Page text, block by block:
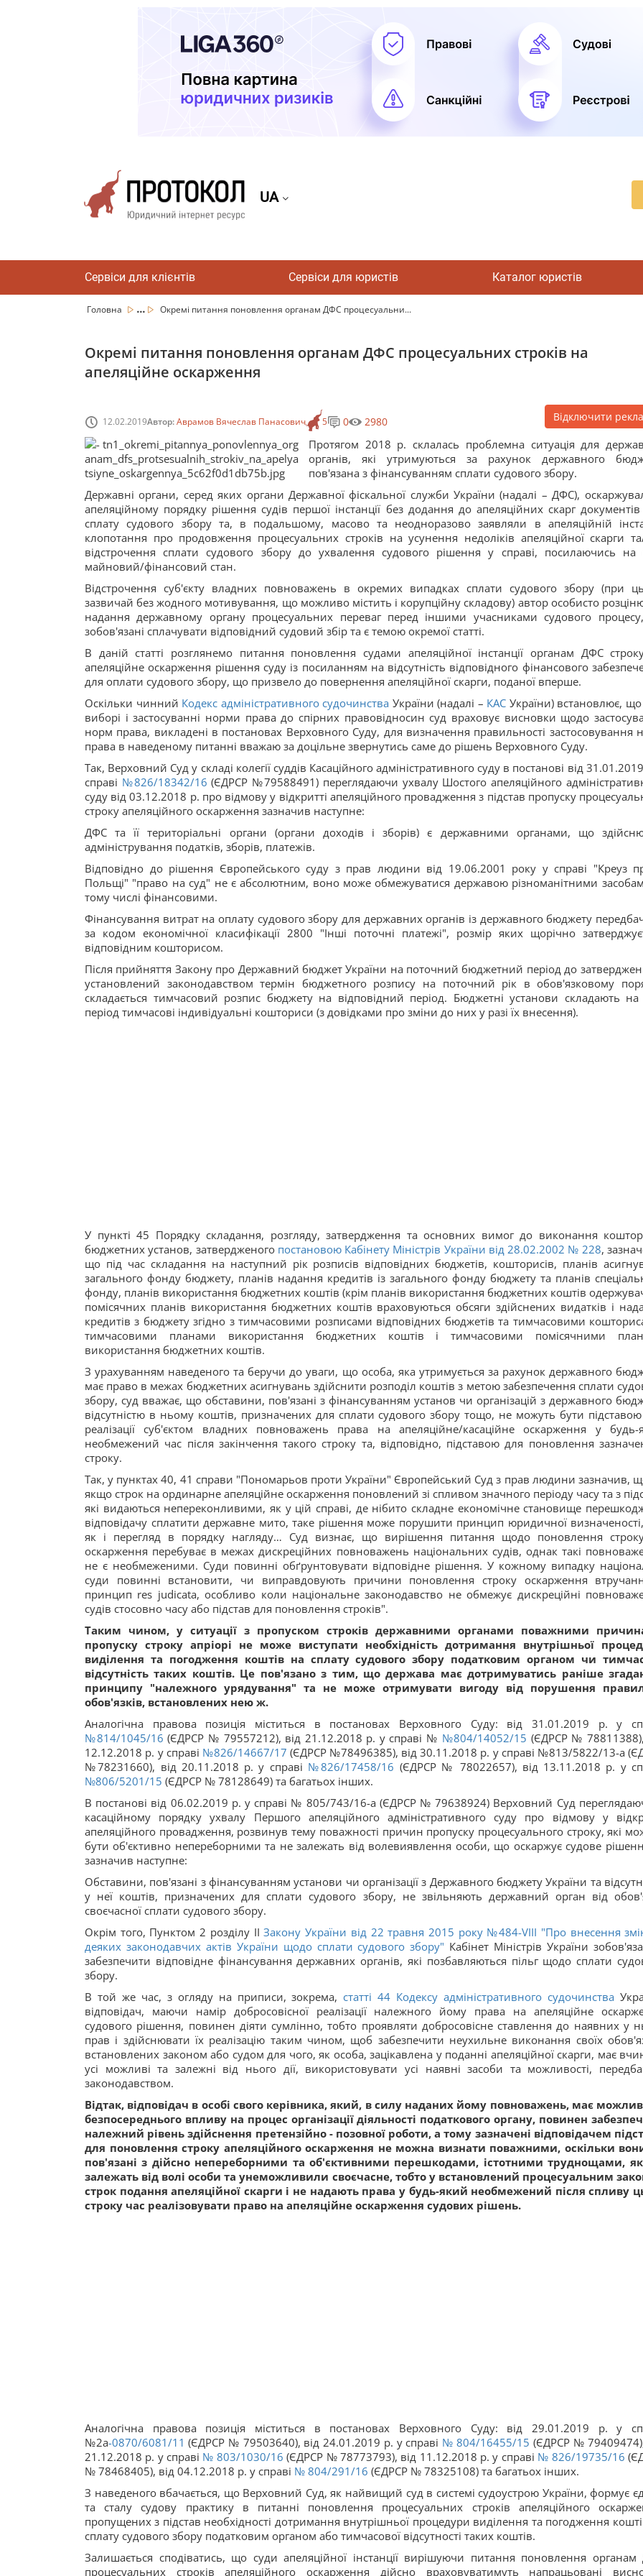
UA
Сервіси для клієнтів Сервіси для юристів Каталог юристів
Головна ... Окремі питання поновлення органам ДФС процесуальни...
Окремі питання поновлення органам ДФС процесуальних строків на
апеляційне оскарження
12.02.2019Автор:Аврамов Вячеслав Панасович 5 0 2980 Відключити
Протягом 2018 р. склалась проблемна ситуація для
органів, які утримуються за рахунок державного
пов'язана з фінансуванням сплати судового збору.
Державні органи, серед яких органи Державної фіскальної служби України (надалі – ДФС),
апеляційному порядку рішення судів першої інстанції без додання до апеляційних скарг
сплату судового збору та, в подальшому, масово та неодноразово заявляли в апеляційній
клопотання про продовження процесуальних строків на усунення недоліків апеляційної скарги
відстрочення сплати судового збору до ухвалення судового рішення у справі, посилаючись на
майновий/фінансовий стан.
Відстрочення суб'єкту владних повноважень в окремих випадках сплати судового збору (при
зазвичай без жодного мотивування, що можливо містить і корупційну складову) автор особисто
надання державному органу процесуальних переваг перед іншими учасниками судового
зобов'язані сплачувати відповідний судовий збір та є темою окремої статті.
В даній статті розглянемо питання поновлення судами апеляційної інстанції органам ДФС
апеляційне оскарження рішення суду із посиланням на відсутність відповідного фінансового
для оплати судового збору, що призвело до повернення апеляційної скарги, поданої вперше.
Оскільки чинний Кодекс адміністративного судочинства України (надалі – КАС України) встановлює,
виборі і застосуванні норми права до спірних правовідносин суд враховує висновки щодо
норм права, викладені в постановах Верховного Суду, для визначення правильності застосовування
права в наведеному питанні вважаю за доцільне звернутись саме до рішень Верховного Суду.
Так, Верховний Суд у складі колегії суддів Касаційного адміністративного суду в постанові від
справі №826/18342/16 (ЄДРСР №79588491) переглядаючи ухвалу Шостого апеляційного
суду від 03.12.2018 р. про відмову у відкритті апеляційного провадження з підстав пропуску
строку апеляційного оскарження зазначив наступне:
ДФС та її територіальні органи (органи доходів і зборів) є державними органами, що
адміністрування податків, зборів, платежів.
Відповідно до рішення Європейського суду з прав людини від 19.06.2001 року у справі "Креуз
Польщі" "право на суд" не є абсолютним, воно може обмежуватися державою різноманітними
тому числі фінансовими.
Фінансування витрат на оплату судового збору для державних органів із державного бюджету
за кодом економічної класифікації 2800 "Інші поточні платежі", розмір яких щорічно
відповідним кошторисом.
Після прийняття Закону про Державний бюджет України на поточний бюджетний період до
установлений законодавством термін бюджетного розпису на поточний рік в обов'язковому
складається тимчасовий розпис бюджету на відповідний період. Бюджетні установи складають
період тимчасові індивідуальні кошториси (з довідками про зміни до них у разі їх внесення).
У пункті 45 Порядку складання, розгляду, затвердження та основних вимог до виконання
бюджетних установ, затвердженого постановою Кабінету Міністрів України від 28.02.2002 № 228,
що під час складання на наступний рік розписів відповідних бюджетів, кошторисів, планів
загального фонду бюджету, планів надання кредитів із загального фонду бюджету та планів
фонду, планів використання бюджетних коштів (крім планів використання бюджетних коштів
помісячних планів використання бюджетних коштів враховуються обсяги здійснених видатків і
кредитів з бюджету згідно з тимчасовими розписами відповідних бюджетів та тимчасовими
тимчасовими планами використання бюджетних коштів і тимчасовими помісячними
використання бюджетних коштів.
З урахуванням наведеного та беручи до уваги, що особа, яка утримується за рахунок державного
має право в межах бюджетних асигнувань здійснити розподіл коштів з метою забезпечення сплати
збору, суд вважає, що обставини, пов'язані з фінансуванням установ чи організацій з державного
відсутністю в ньому коштів, призначених для сплати судового збору тощо, не можуть бути
реалізації суб'єктом владних повноважень права на апеляційне/касаційне оскарження у будь-
необмежений час після закінчення такого строку та, відповідно, підставою для поновлення
строку.
Так, у пунктах 40, 41 справи "Пономарьов проти України" Європейський Суд з прав людини зазначив,
якщо строк на ординарне апеляційне оскарження поновлений зі спливом значного періоду часу та з
які видаються непереконливими, як у цій справі, де нібито складне економічне становище
відповідачу сплатити державне мито, таке рішення може порушити принцип юридичної
як і перегляд в порядку нагляду… Суд визнає, що вирішення питання щодо поновлення
оскарження перебуває в межах дискреційних повноважень національних судів, однак такі
не є необмеженими. Суди повинні обґрунтовувати відповідне рішення. У кожному випадку
суди повинні встановити, чи виправдовують причини поновлення строку оскарження
принцип res judicata, особливо коли національне законодавство не обмежує дискреційні
судів стосовно часу або підстав для поновлення строків".
Таким чином, у ситуації з пропуском строків державними органами поважними
пропуску строку апріорі не може виступати необхідність дотримання внутрішньої
виділення та погодження коштів на сплату судового збору податковим органом чи
відсутність таких коштів. Це пов'язано з тим, що держава має дотримуватись раніше
принципу "належного урядування" та не може отримувати вигоду від порушення
обов'язків, встановлених нею ж.
Аналогічна правова позиція міститься в постановах Верховного Суду: від 31.01.2019 р. у
№814/1045/16 (ЄДРСР № 79557212), від 21.12.2018 р. у справі № №804/14052/15 (ЄДРСР №
12.12.2018 р. у справі №826/14667/17 (ЄДРСР №78496385), від 30.11.2018 р. у справі №813/5822/13-а
№78231660), від 20.11.2018 р. у справі №826/17458/16 (ЄДРСР № 78022657), від 13.11.2018 р. у
№806/5201/15 (ЄДРСР № 78128649) та багатьох інших.
В постанові від 06.02.2019 р. у справі № 805/743/16-а (ЄДРСР № 79638924) Верховний Суд
касаційному порядку ухвалу Першого апеляційного адміністративного суду про відмову у
апеляційного провадження, розвинув тему поважності причин пропуску процесуального строку, які
бути об'єктивно непереборними та не залежать від волевиявлення особи, що оскаржує судове
зазначив наступне:
Обставини, пов'язані з фінансуванням установи чи організації з Державного бюджету України та
у неї коштів, призначених для сплати судового збору, не звільняють державний орган від
своєчасної сплати судового збору.
Окрім того, Пунктом 2 розділу ІІЗакону України від 22 травня 2015 року №484-VIII "Про внесення
деяких законодавчих актів України щодо сплати судового збору" Кабінет Міністрів України
забезпечити відповідне фінансування державних органів, які позбавляються пільг щодо сплати
збору.
В той же час, з огляду на приписи, зокрема,статті 44 Кодексу адміністративного судочинства
відповідач, маючи намір добросовісної реалізації належного йому права на апеляційне
судового рішення, повинен діяти сумлінно, тобто проявляти добросовісне ставлення до наявних у
прав і здійснювати їх реалізацію таким чином, щоб забезпечити неухильне виконання своїх
встановлених законом або судом для чого, як особа, зацікавлена у поданні апеляційної скарги, має
усі можливі та залежні від нього дії, використовувати усі наявні засоби та можливості,
законодавством.
Відтак, відповідач в особі свого керівника, який, в силу наданих йому повноважень, має
безпосереднього впливу на процес організації діяльності податкового органу, повинен
належний рівень здійснення претензійно - позовної роботи, а тому зазначені відповідачем
для поновлення строку апеляційного оскарження не можна визнати поважними, оскільки
пов'язані з дійсно непереборними та об'єктивними перешкодами, істотними труднощами,
залежать від волі особи та унеможливили своєчасне, тобто у встановлений процесуальним
строк подання апеляційної скарги і не надають права у будь-який необмежений після спливу
строку час реалізовувати право на апеляційне оскарження судових рішень.
Аналогічна правова позиція міститься в постановах Верховного Суду: від 29.01.2019 р. у
№2а-0870/6081/11 (ЄДРСР № 79503640), від 24.01.2019 р. у справі № 804/16455/15 (ЄДРСР №
21.12.2018 р. у справі № 803/1030/16 (ЄДРСР № 78773793), від 11.12.2018 р. у справі № 826/19735/16
№ 78468405), від 04.12.2018 р. у справі № 804/291/16 (ЄДРСР № 78325108) та багатьох інших.
З наведеного вбачається, що Верховний Суд, як найвищий суд в системі судоустрою України, формує
та сталу судову практику в питанні поновлення процесуальних строків апеляційного
пропущених з підстав необхідності дотримання внутрішньої процедури виділення та погодження
сплату судового збору податковим органом або тимчасової відсутності таких коштів.
Залишається сподіватись, що суди апеляційної інстанції вирішуючи питання поновлення
процесуальних строків апеляційного оскарження дійсно враховуватимуть напрацьовані